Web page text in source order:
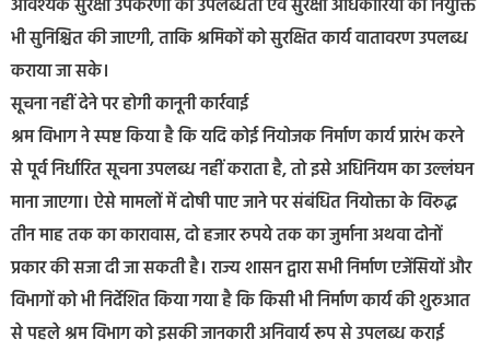
आवश्यक सुरक्षा उपकरणों की उपलब्धता एवं सुरक्षा अधिकारियों की नियुक्ति
भी सुनिश्चित की जाएगी, ताकि श्रमिकों को सुरक्षित कार्य वातावरण उपलब्ध
कराया जा सके।
सूचना नहीं देने पर होगी कानूनी कार्रवाई
श्रम विभाग ने स्पष्ट किया है कि यदि कोई नियोजक निर्माण कार्य प्रारंभ करने
से पूर्व निर्धारित सूचना उपलब्ध नहीं कराता है, तो इसे अधिनियम का उल्लंघन
माना जाएगा। ऐसे मामलों में दोषी पाए जाने पर संबंधित नियोक्ता के विरुद्ध
तीन माह तक का कारावास, दो हजार रुपये तक का जुर्माना अथवा दोनों
प्रकार की सजा दी जा सकती है। राज्य शासन द्वारा सभी निर्माण एजेंसियों और
विभागों को भी निर्देशित किया गया है कि किसी भी निर्माण कार्य की शुरुआत
से पहले श्रम विभाग को इसकी जानकारी अनिवार्य रूप से उपलब्ध कराई